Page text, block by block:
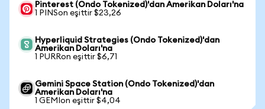
Pinterest (Ondo Tokenized)'dan Amerikan Doları'na
1 PINSon eşittir $23,26
Hyperliquid Strategies (Ondo Tokenized)'dan
Amerikan Doları'na
1 PURRon eşittir $6,71
Gemini Space Station (Ondo Tokenized)'dan
Amerikan Doları'na
1 GEMIon eşittir $4,04